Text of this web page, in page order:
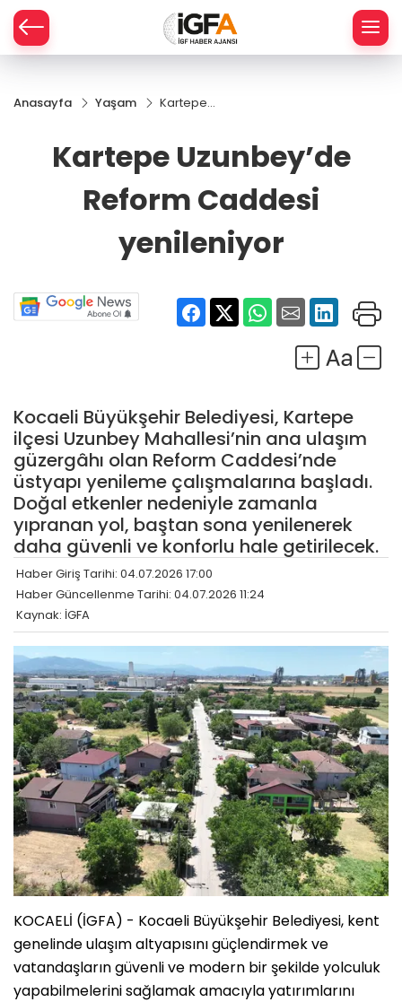
Anasayfa Yaşam
Kartepe
Caddesi
Kartepe Uzunbey’de
Reform Caddesi
yenileniyor
Kocaeli Büyükşehir Belediyesi, Kartepe
ilçesi Uzunbey Mahallesi’nin ana ulaşım
güzergâhı olan Reform Caddesi’nde
üstyapı yenileme çalışmalarına başladı.
Doğal etkenler nedeniyle zamanla
yıpranan yol, baştan sona yenilenerek
daha güvenli ve konforlu hale getirilecek.
Haber Giriş Tarihi: 04.07.2026 17:00
Haber Güncellenme Tarihi: 04.07.2026 11:24
Kaynak: İGFA
KOCAELİ (İGFA) - Kocaeli Büyükşehir Belediyesi, kent
genelinde ulaşım altyapısını güçlendirmek ve
vatandaşların güvenli ve modern bir şekilde yolculuk
yapabilmelerini sağlamak amacıyla yatırımlarını